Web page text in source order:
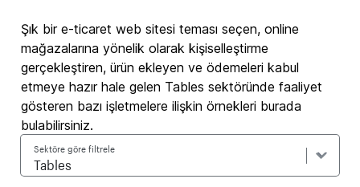
Şık bir e-ticaret web sitesi teması seçen, online
mağazalarına yönelik olarak kişiselleştirme
gerçekleştiren, ürün ekleyen ve ödemeleri kabul
etmeye hazır hale gelen Tables sektöründe faaliyet
gösteren bazı işletmelere ilişkin örnekleri burada
bulabilirsiniz.
Sektöre göre filtrele